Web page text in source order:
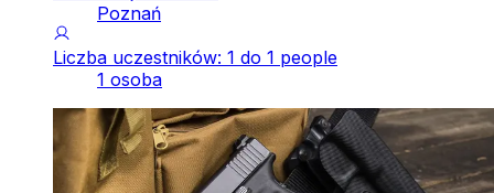
Poznań
Liczba uczestników: 1 do 1 people
1 osoba